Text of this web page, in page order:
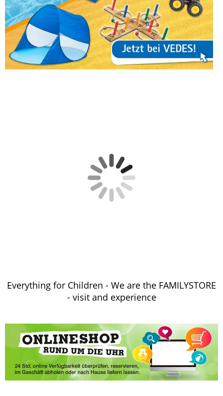
Everything for Children - We are the FAMILYSTORE
- visit and experience